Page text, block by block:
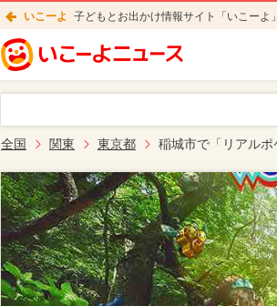
いこーよ 子どもとお出かけ情報サイト「いこーよ
全国 関東 東京都 稲城市で「リアル